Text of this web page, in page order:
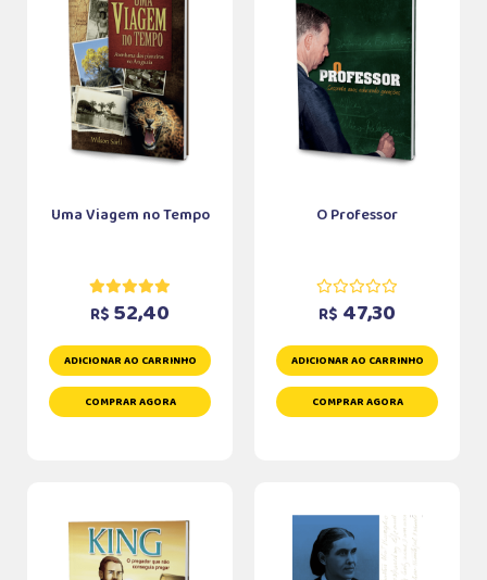
Uma Viagem no Tempo
R$ 52,40
ADICIONAR AO CARRINHO
COMPRAR AGORA
O Professor
R$ 47,30
ADICIONAR AO CARRINHO
COMPRAR AGORA